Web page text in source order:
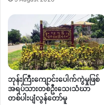
ဘုန်းကြီးကျောင်းပေါက်ကွဲမှုဖြစ်
အရပ်သားတစ်ဦးသေ၊သံဃာ
တစ်ပါးပျံလွန်တော်မူ